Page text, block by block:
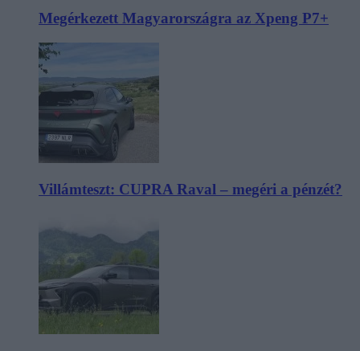
Megérkezett Magyarországra az Xpeng P7+
Villámteszt: CUPRA Raval – megéri a pénzét?